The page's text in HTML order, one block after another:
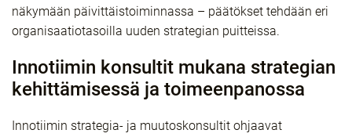
näkymään päivittäistoiminnassa – päätökset tehdään eri
organisaatiotasoilla uuden strategian puitteissa.
Innotiimin konsultit mukana strategian
kehittämisessä ja toimeenpanossa
Innotiimin strategia- ja muutoskonsultit ohjaavat